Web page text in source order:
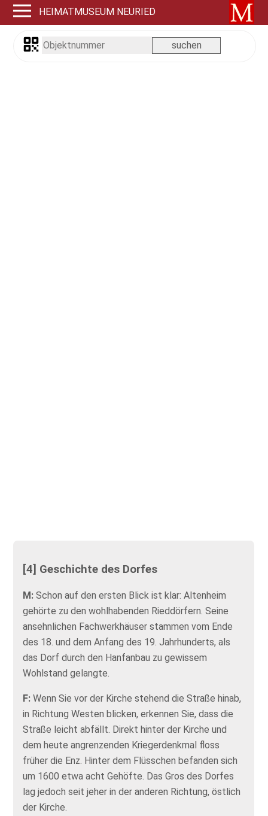
HEIMATMUSEUM NEURIED
[4] Geschichte des Dorfes
M: Schon auf den ersten Blick ist klar: Altenheim
gehörte zu den wohlhabenden Rieddörfern. Seine
ansehnlichen Fachwerkhäuser stammen vom Ende
des 18. und dem Anfang des 19. Jahrhunderts, als
das Dorf durch den Hanfanbau zu gewissem
Wohlstand gelangte.
F: Wenn Sie vor der Kirche stehend die Straße hinab,
in Richtung Westen blicken, erkennen Sie, dass die
Straße leicht abfällt. Direkt hinter der Kirche und
dem heute angrenzenden Kriegerdenkmal floss
früher die Enz. Hinter dem Flüsschen befanden sich
um 1600 etwa acht Gehöfte. Das Gros des Dorfes
lag jedoch seit jeher in der anderen Richtung, östlich
der Kirche.